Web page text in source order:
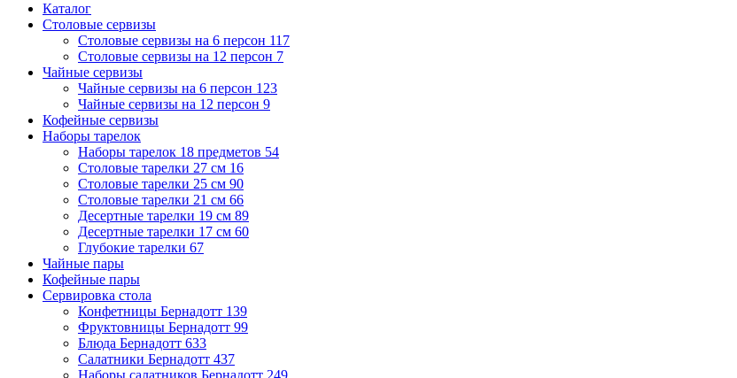
Каталог
Столовые сервизы
Столовые сервизы на 6 персон 117
Столовые сервизы на 12 персон 7
Чайные сервизы
Чайные сервизы на 6 персон 123
Чайные сервизы на 12 персон 9
Кофейные сервизы
Наборы тарелок
Наборы тарелок 18 предметов 54
Столовые тарелки 27 см 16
Столовые тарелки 25 см 90
Столовые тарелки 21 см 66
Десертные тарелки 19 см 89
Десертные тарелки 17 см 60
Глубокие тарелки 67
Чайные пары
Кофейные пары
Сервировка стола
Конфетницы Бернадотт 139
Фруктовницы Бернадотт 99
Блюда Бернадотт 633
Салатники Бернадотт 437
Наборы салатников Бернадотт 249